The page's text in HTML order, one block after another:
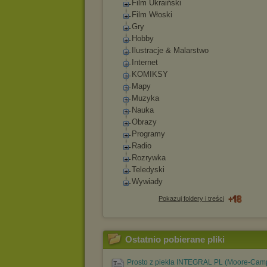
Film Ukraiński
Film Włoski
Gry
Hobby
Ilustracje & Malarstwo
Internet
KOMIKSY
Mapy
Muzyka
Nauka
Obrazy
Programy
Radio
Rozrywka
Teledyski
Wywiady
Pokazuj foldery i treści
Ostatnio pobierane pliki
Prosto z piekła INTEGRAL PL (Moore-